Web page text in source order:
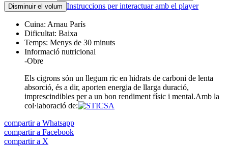
Disminuir el volum Instruccions per interactuar amb el player
Cuina: Arnau París
Dificultat: Baixa
Temps: Menys de 30 minuts
Informació nutricional
-Obre
Els cigrons són un llegum ric en hidrats de carboni de lenta
absorció, és a dir, aporten energia de llarga duració,
imprescindibles per a un bon rendiment físic i mental.Amb la
col·laboració de:
compartir a Whatsapp
compartir a Facebook
compartir a X